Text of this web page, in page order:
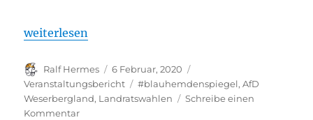
„Die AfD im Mercure Hotel Hameln –
weiterlesen
Autor
Ralf Hermes
Veröffentlicht
am
6 Februar, 2020
Veranstaltungsbericht
Schlagwörter
#blauhemdenspiegel,AfD
Weserbergland, Landratswahlen
Schreibe einen
Kommentarzu